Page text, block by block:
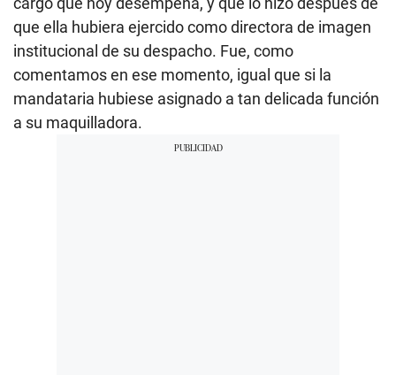
que ella hubiera ejercido como directora de imagen
institucional de su despacho. Fue, como
comentamos en ese momento, igual que si la
mandataria hubiese asignado a tan delicada función
a su maquilladora.